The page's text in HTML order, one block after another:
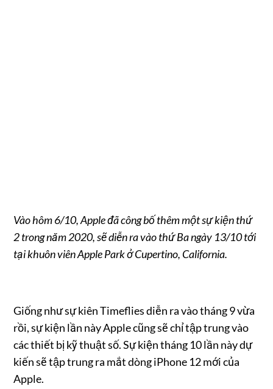
Vào hôm 6/10, Apple đã công bố thêm một sự kiện thứ
2 trong năm 2020, sẽ diễn ra vào thứ Ba ngày 13/10 tới
tại khuôn viên Apple Park ở Cupertino, California.
Giống như sự kiên Timeflies diễn ra vào tháng 9 vừa
rồi, sự kiện lần này Apple cũng sẽ chỉ tập trung vào
các thiết bị kỹ thuật số. Sự kiện tháng 10 lần này dự
kiến sẽ tập trung ra mắt dòng iPhone 12 mới của
Apple.